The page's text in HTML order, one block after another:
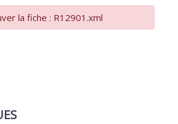
la fiche : R12901.xml